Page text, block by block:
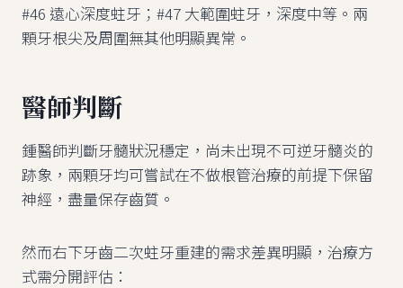
#46 遠心深度蛀牙；#47 大範圍蛀牙，深度中等。兩
顆牙根尖及周圍無其他明顯異常。
醫師判斷
鍾醫師判斷牙髓狀況穩定，尚未出現不可逆牙髓炎的
跡象，兩顆牙均可嘗試在不做根管治療的前提下保留
神經，盡量保存齒質。
然而右下牙齒二次蛀牙重建的需求差異明顯，治療方
式需分開評估：